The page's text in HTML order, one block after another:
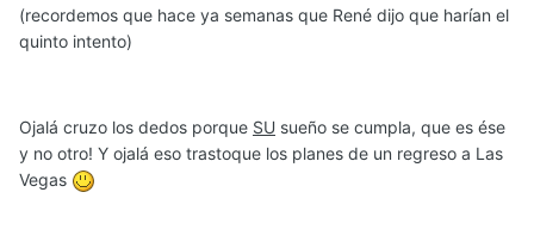
(recordemos que hace ya semanas que René dijo que harían el
quinto intento)
Ojalá cruzo los dedos porque SU sueño se cumpla, que es ése
y no otro! Y ojalá eso trastoque los planes de un regreso a Las
Vegas